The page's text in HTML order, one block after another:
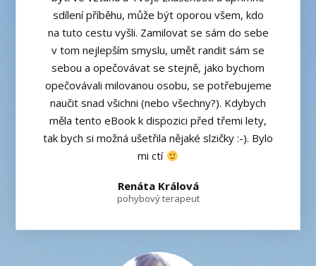
sdílení příběhu, může být oporou všem, kdo
na tuto cestu vyšli. Zamilovat se sám do sebe
v tom nejlepším smyslu, umět randit sám se
sebou a opečovávat se stejně, jako bychom
opečovávali milovanou osobu, se potřebujeme
naučit snad všichni (nebo všechny?). Kdybych
měla tento eBook k dispozici před třemi lety,
tak bych si možná ušetřila nějaké slzičky :-). Bylo
mi ctí
Renáta Králová
pohybový terapeut